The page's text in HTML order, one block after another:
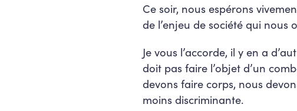
Ce soir, nous espérons
de l’enjeu de société qui nous
Je vous l’accorde, il y en a
doit pas faire l’objet d’un
devons faire corps, nous
moins discriminante.